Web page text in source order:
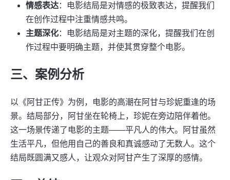
情感表达：电影结局是对情感的极致表达，提醒我们
在创作过程中注重情感共鸣。
主题深化：电影结局是对主题的深化，提醒我们在创
作过程中要明确主题，并使其贯穿整个电影。
三、案例分析
以《阿甘正传》为例，电影的高潮在阿甘与珍妮重逢的场
景。结局部分，阿甘坐在轮椅上，珍妮在旁边陪伴着他。
这一场景传递了电影的主题——平凡人的伟大。阿甘虽然
生活平凡，但他用自己的善良和真诚感动了无数人。这个
结局既圆满又感人，让观众对阿甘产生了深厚的感情。